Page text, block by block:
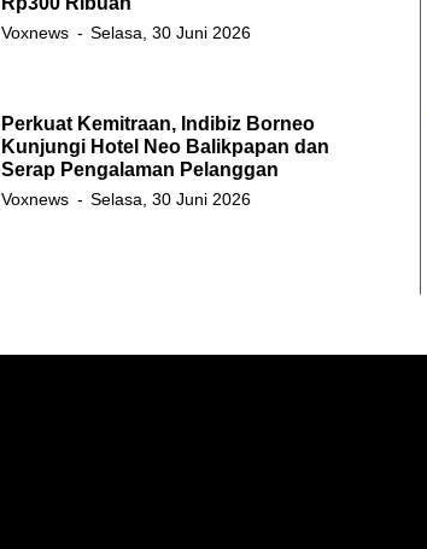
Voxnews Selasa, 30 Juni 2026
Perkuat Kemitraan, Indibiz Borneo
Kunjungi Hotel Neo Balikpapan dan
Serap Pengalaman Pelanggan
Voxnews Selasa, 30 Juni 2026